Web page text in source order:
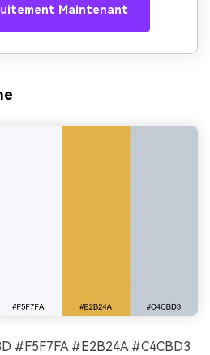
Maintenant
#F5F7FA #E2B24A #C4CBD3